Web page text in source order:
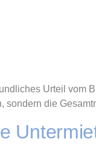
Urteil vom
sondern die